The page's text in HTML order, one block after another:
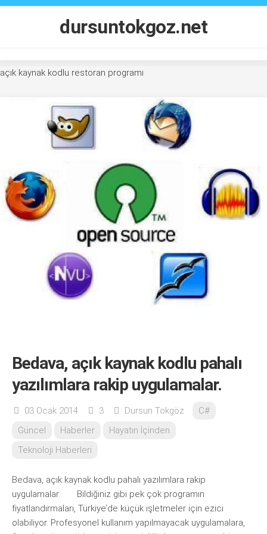
Skip
dursuntokgoz.net
açık kaynak kodlu restoran programı
Bedava, açık kaynak kodlu pahalı
yazılımlara rakip uygulamalar.
03 Ocak 2014 3 Dursun Tokgöz
C#
Güncel
Haberler
Hayatın İçinden
Teknoloji Haberleri
Bedava, açık kaynak kodlu pahalı yazılımlara rakip
uygulamalar. Bildiğiniz gibi pek çok programın
fiyatlandırmaları, Türkiye’de küçük işletmeler için ezici
olabiliyor. Profesyonel kullanım yapılmayacak uygulamalara,